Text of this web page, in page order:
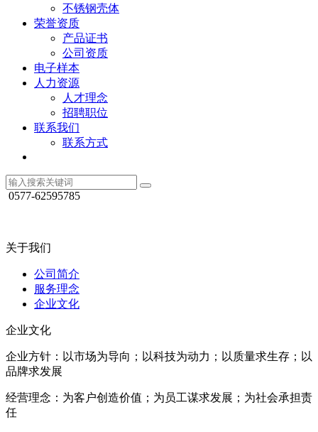
不锈钢壳体
荣誉资质
产品证书
公司资质
电子样本
人力资源
人才理念
招聘职位
联系我们
联系方式
0577-62595785
关于我们
公司简介
服务理念
企业文化
企业文化
企业方针：以市场为导向；以科技为动力；以质量求生存；以
品牌求发展
经营理念：为客户创造价值；为员工谋求发展；为社会承担责
任